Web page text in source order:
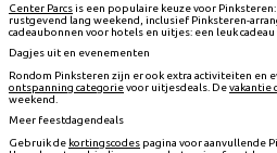
Center Parcsis een populaire keuze voor
rustgevend lang weekend, inclusief Pinksteren-
cadeaubonnen voor hotels en uitjes: een leuk
Dagjes uit en evenementen
Rondom Pinksteren zijn er ook extra activiteiten en
ontspanning categorievoor uitjesdeals. Devakantie
weekend.
Meer feestdagendeals
Gebruik de kortingscodes pagina voor aanvullende